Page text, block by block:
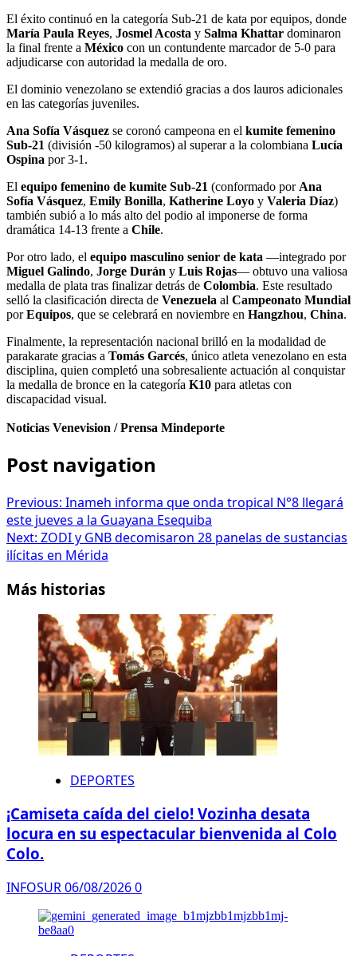
El éxito continuó en la categoría Sub-21 de kata por equipos, donde
María Paula Reyes, Josmel Acosta y Salma Khattar dominaron
la final frente a México con un contundente marcador de 5-0 para
adjudicarse con autoridad la medalla de oro.
El dominio venezolano se extendió gracias a dos lauros adicionales
en las categorías juveniles.
Ana Sofía Vásquez se coronó campeona en el kumite femenino
Sub-21 (división -50 kilogramos) al superar a la colombiana Lucía
Ospina por 3-1.
El equipo femenino de kumite Sub-21 (conformado por Ana
Sofía Vásquez, Emily Bonilla, Katherine Loyo y Valeria Díaz)
también subió a lo más alto del podio al imponerse de forma
dramática 14-13 frente a Chile.
Por otro lado, el equipo masculino senior de kata —integrado por
Miguel Galindo, Jorge Durán y Luis Rojas— obtuvo una valiosa
medalla de plata tras finalizar detrás de Colombia. Este resultado
selló la clasificación directa de Venezuela al Campeonato Mundial
porEquipos, que se celebrará en noviembre en Hangzhou, China.
Finalmente, la representación nacional brilló en la modalidad de
parakarate gracias a Tomás Garcés, único atleta venezolano en esta
disciplina, quien completó una sobresaliente actuación al conquistar
la medalla de bronce en la categoría K10 para atletas con
discapacidad visual.
Noticias Venevision / Prensa Mindeporte
Post navigation
Previous: Inameh informa que onda tropical N°8 llegará
este jueves a la Guayana Esequiba
Next: ZODI y GNB decomisaron 28 panelas de sustancias
ilícitas en Mérida
Más historias
DEPORTES
¡Camiseta caída del cielo! Vozinha desata
locura en su espectacular bienvenida al Colo
Colo.
INFOSUR06/08/20260